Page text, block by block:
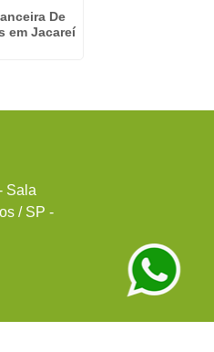
De
em Jacareí
Sala
/ SP -